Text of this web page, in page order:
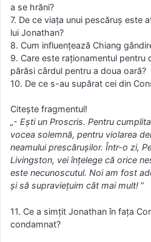
a se hrăni?
7. De ce viaţa unui pescăruş este
lui Jonathan?
8. Cum influențează Chiang
9. Care este raţionamentul pentru
părăsi cârdul pentru a doua oară?
10. De ce s-au supărat cei din
Citeşte fragmentul!
„- Eşti un Proscris. Pentru
vocea solemnă, pentru violarea
neamului prescăruşilor. Într-o zi,
Livingston, vei înţelege că orice
este necunoscutul. Noi am fost
şi să supravieţuim cât mai mult! ”
11. Ce a simţit Jonathan în faţa
condamnat?